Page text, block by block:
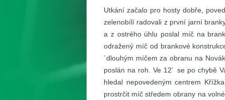
Utkání začalo pro hosty dobře,
zelenobílí radovali z první jarní
a z ostrého úhlu poslal míč na
odražený míč od brankové
´dlouhým míčem za obranu na
poslán na roh. Ve 12´ se po chybě
hledal nepovedeným centrem
prostrčit míč středem obrany na